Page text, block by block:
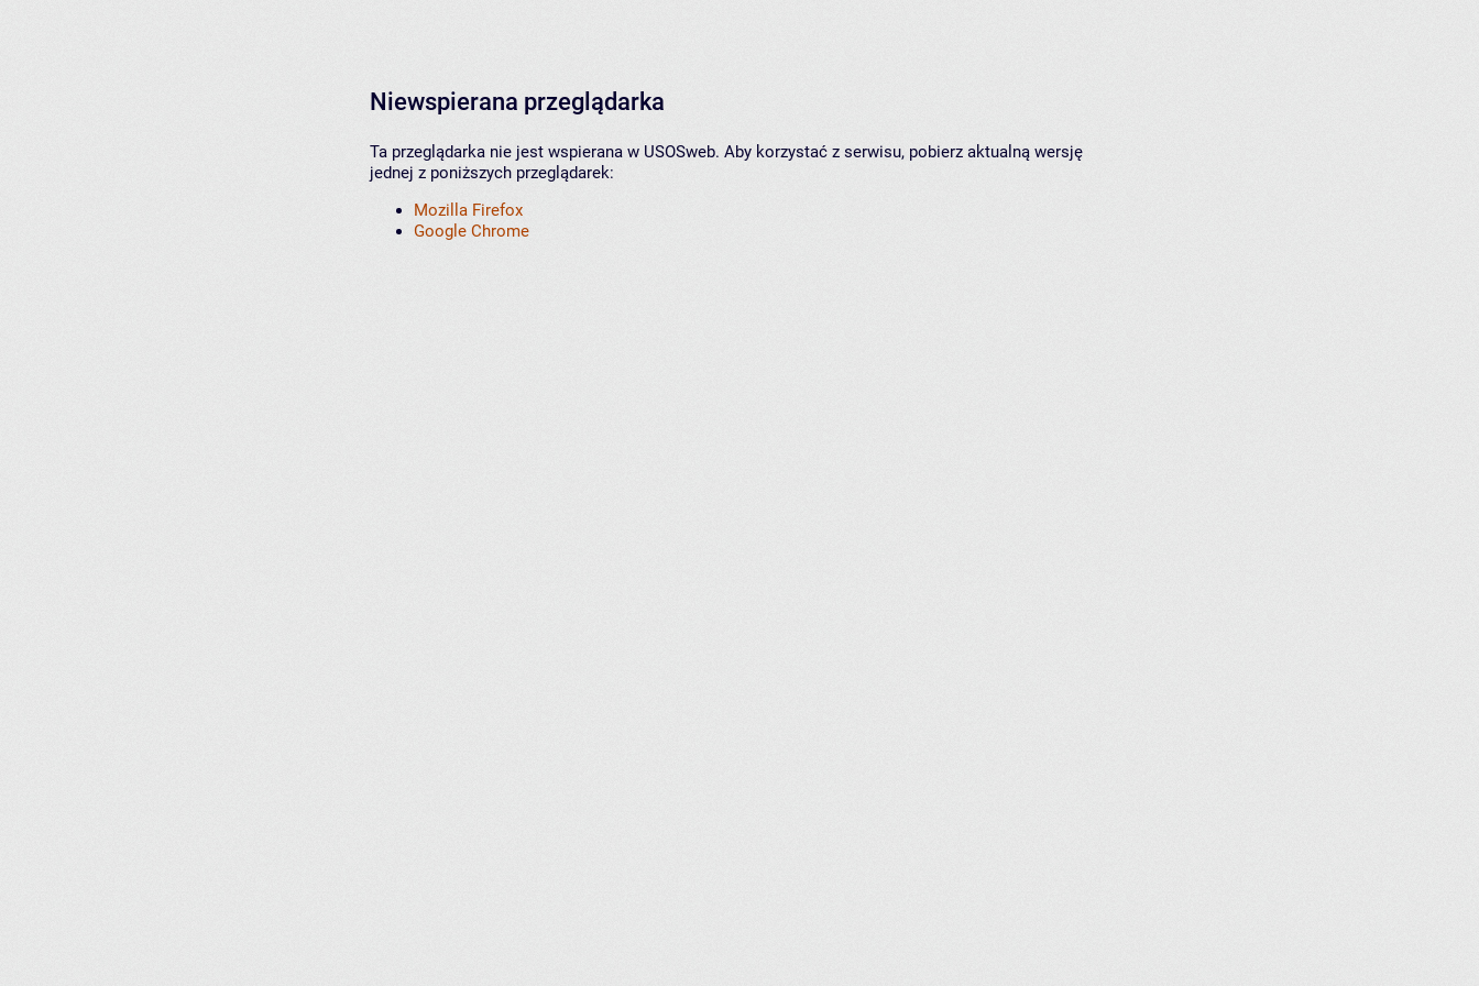
Niewspierana przeglądarka
Ta przeglądarka nie jest wspierana w USOSweb. Aby korzystać z serwisu, pobierz aktualną wersję
jednej z poniższych przeglądarek:
Mozilla Firefox
Google Chrome